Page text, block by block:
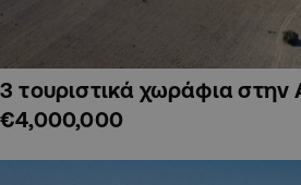
3 τουριστικά χωράφια στην
€4,000,000